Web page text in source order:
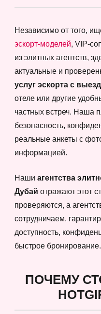
Независимо от того,
эскорт-моделей, VIP-
из элитных агентств,
актуальные и
услуг эскорта с
отеле или другие
частных встреч. Наша
безопасность,
реальные анкеты с
информацией.
Наши агентства
Дубай отражают этот
проверяются, а
сотрудничаем,
доступность,
быстрое бронирование.
ПОЧЕМУ